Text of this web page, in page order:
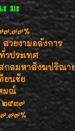
มะ
๙.๙๙%
วยงามอลังการ
วประเทศ
กลมหาสังฆปริณา
ยนชัย
มณ์
๒๕๓๙
.๙๙%